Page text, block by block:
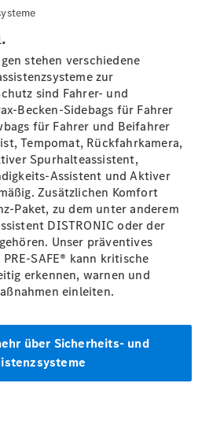
stehen verschiedene
zur
sind Fahrer- und
Becken-Sidebags für Fahrer
für Fahrer und Beifahrer
Tempomat, Rückfahrkamera,
Spurhalteassistent,
Assistent und Aktiver
Zusätzlichen Komfort
Paket, zu dem unter anderem
DISTRONIC oder der
gehören. Unser präventives
SAFE® kann kritische
erkennen, warnen und
einleiten.
über Sicherheits- und